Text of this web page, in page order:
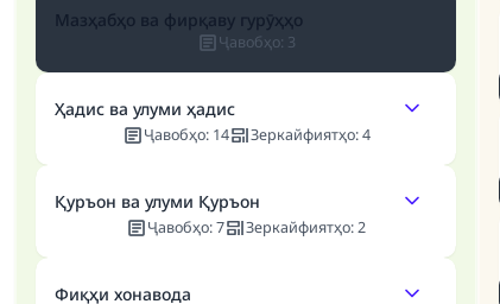
Мазҳабҳо ва фирқаву гурӯҳҳо
Ҷавобҳо: 3
Ҳадис ва улуми ҳадис
Ҷавобҳо: 14 Зеркайфиятҳо: 4
Қуръон ва улуми Қуръон
Ҷавобҳо:7 Зеркайфиятҳо:2
Фиқҳи хонавода